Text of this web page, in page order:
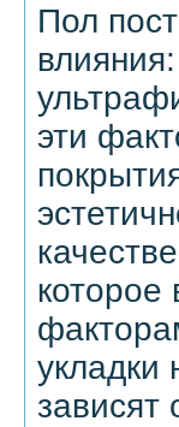
Пол
эти
которое
укладки
зависят